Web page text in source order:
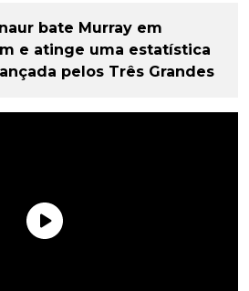
bate Murray em
e atinge uma estatística
pelos Três Grandes